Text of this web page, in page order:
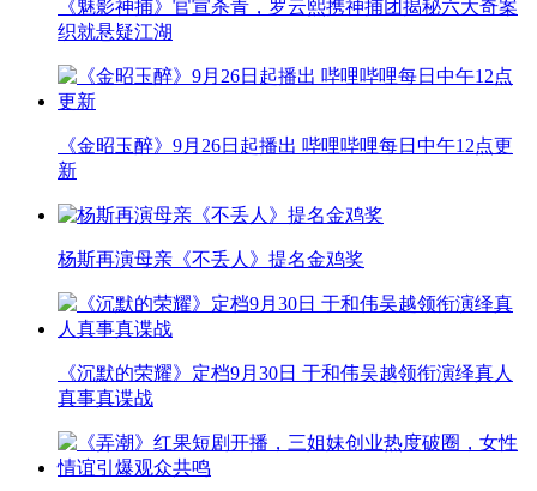
《魅影神捕》官宣杀青，罗云熙携神捕团揭秘六大奇案
织就悬疑江湖
《金昭玉醉》9月26日起播出 哔哩哔哩每日中午12点更
新
杨斯再演母亲《不丢人》提名金鸡奖
《沉默的荣耀》定档9月30日 于和伟吴越领衔演绎真人
真事真谍战